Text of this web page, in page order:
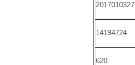
2017010327
14194724
620